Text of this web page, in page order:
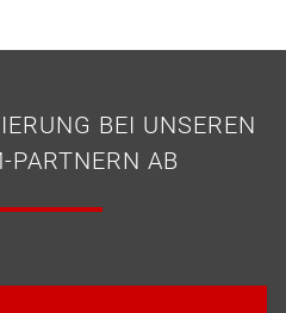
BEI UNSEREN
PARTNERN AB